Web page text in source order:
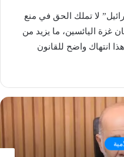
لا تملك الحق في منع
غزة اليائسين، ما يزيد من
انتهاك واضح للقانون